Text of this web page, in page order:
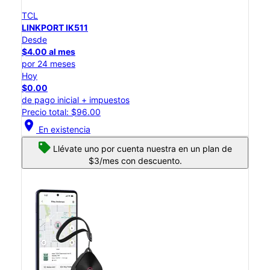
TCL
LINKPORT IK511
Desde
$4.00 al mes
por 24 meses
Hoy
$0.00
de pago inicial + impuestos
Precio total: $96.00
location_on En existencia
Llévate uno por cuenta nuestra en un plan de
$3/mes con descuento.